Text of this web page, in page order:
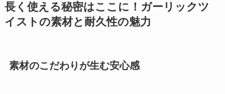
長く使える秘密はここに！ガーリックツ
イストの素材と耐久性の魅力
素材のこだわりが生む安心感